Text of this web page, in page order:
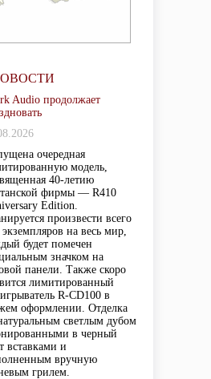
Audio продолжает
очередная
модель,
40-летию
фирмы — R410
Edition.
произвести всего
на весь мир,
будет помечен
значком на
панели. Также скоро
лимитированный
R-CD100 в
оформлении. Отделка
светлым дубом
в черный
вставками и
вручную
грилем.